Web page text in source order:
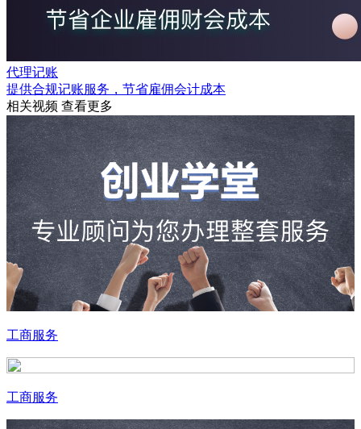
代理记账
提供合规记账服务，节省雇佣会计成本
相关视频 查看更多
工商服务
工商服务